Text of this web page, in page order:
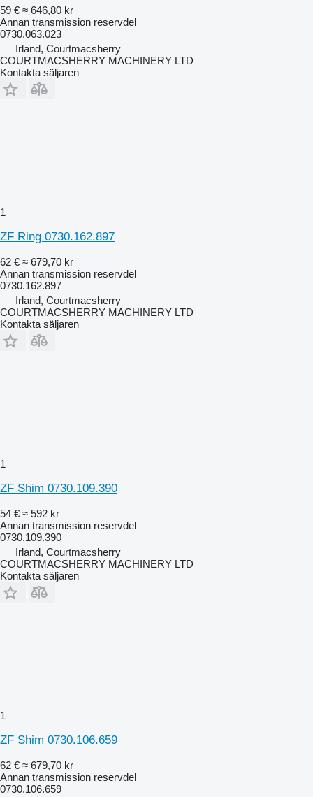
59 € ≈ 646,80 kr
Annan transmission reservdel
0730.063.023
Irland, Courtmacsherry
COURTMACSHERRY MACHINERY LTD
Kontakta säljaren
1
ZF Ring 0730.162.897
62 € ≈ 679,70 kr
Annan transmission reservdel
0730.162.897
Irland, Courtmacsherry
COURTMACSHERRY MACHINERY LTD
Kontakta säljaren
1
ZF Shim 0730.109.390
54 € ≈ 592 kr
Annan transmission reservdel
0730.109.390
Irland, Courtmacsherry
COURTMACSHERRY MACHINERY LTD
Kontakta säljaren
1
ZF Shim 0730.106.659
62 € ≈ 679,70 kr
Annan transmission reservdel
0730.106.659